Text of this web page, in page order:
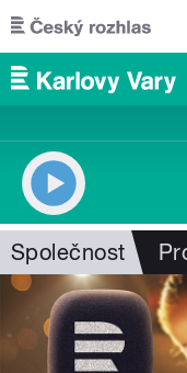
Přejít k hlavnímu
Společnost